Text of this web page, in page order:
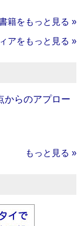
籍をもっと見る »
アをもっと見る »
からのアプロー
もっと見る »